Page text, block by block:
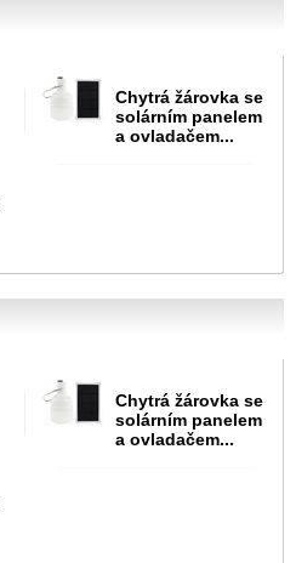
Chytrá žárovka se
solárním panelem
a ovladačem...
Chytrá žárovka se
solárním panelem
a ovladačem...